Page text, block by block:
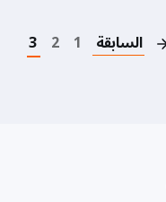
السابقة 1
2
3